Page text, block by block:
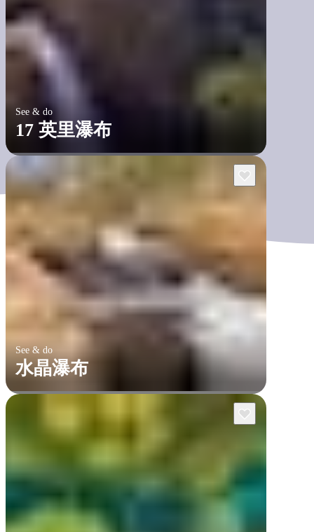
See & do
17 英里瀑布
See & do
水晶瀑布